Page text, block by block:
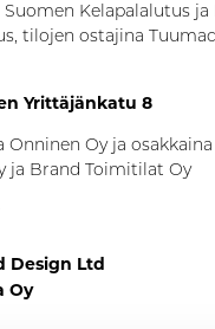
Kelapalalutus ja
tilojen ostajina
Yrittäjänkatu 8
Onninen Oy ja osakkaina
ja Brand Toimitilat Oy
Design Ltd
Oy